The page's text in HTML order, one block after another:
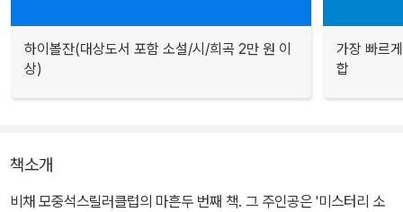
하이볼잔(대상도서 포함 소설/시/희곡 2만 원 이
상)
가장 빠르
합
책소개
비채 모중석스릴러클럽의 마흔두 번째 책. 그 주인공은 '미스터리 소